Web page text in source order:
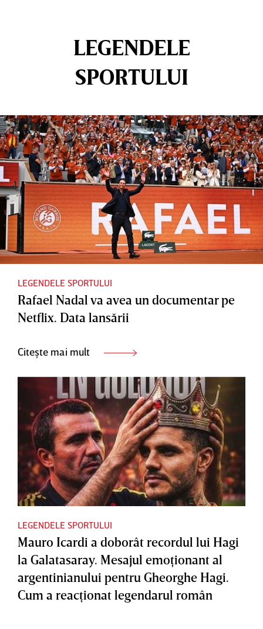
LEGENDELE
SPORTULUI
LEGENDELE SPORTULUI
Rafael Nadal va avea un documentar pe
Netflix. Data lansării
Citește mai mult
LEGENDELE SPORTULUI
Mauro Icardi a doborât recordul lui Hagi
la Galatasaray. Mesajul emoţionant al
argentinianului pentru Gheorghe Hagi.
Cum a reacţionat legendarul român